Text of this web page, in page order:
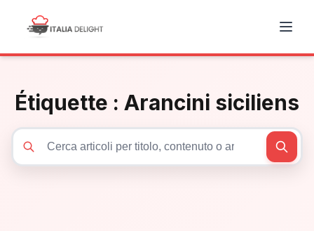
Étiquette : Arancini siciliens